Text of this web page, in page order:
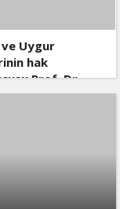
ve Uygur
hak
Prof. Dr.
vefat etti